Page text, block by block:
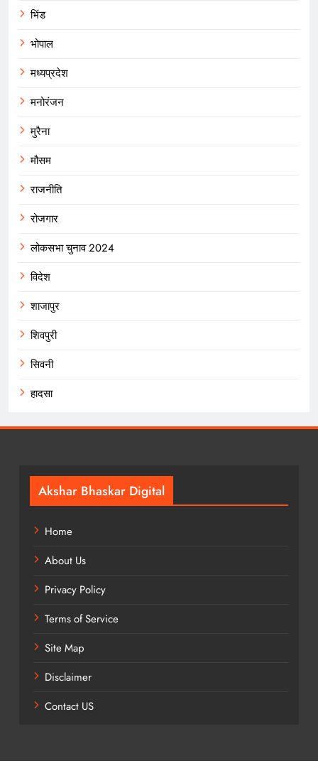
भिंड
भोपाल
मध्यप्रदेश
मनोरंजन
मुरैना
मौसम
राजनीति
रोजगार
लोकसभा चुनाव 2024
विदेश
शाजापुर
शिवपुरी
सिवनी
हादसा
Akshar Bhaskar Digital
Home
About Us
Privacy Policy
Terms of Service
Site Map
Disclaimer
Contact US